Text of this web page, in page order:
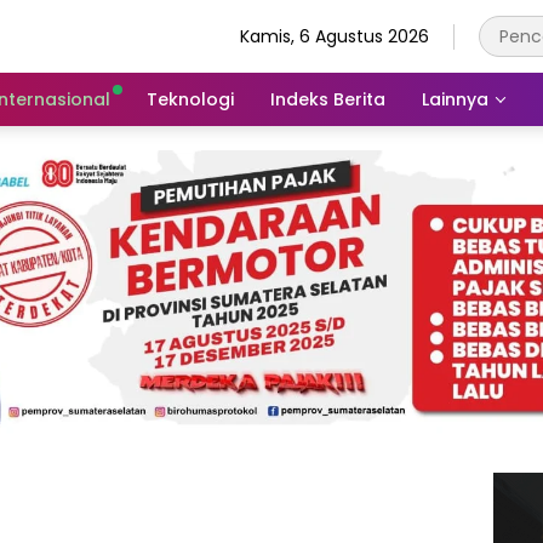
Kamis, 6 Agustus 2026
Teknologi Indeks Berita Lainnya